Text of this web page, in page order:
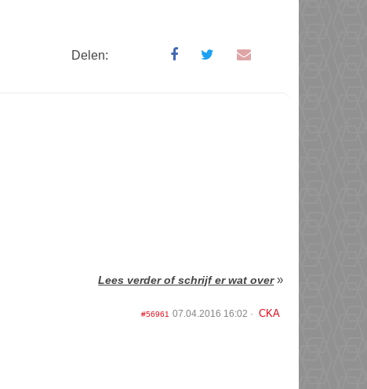
Delen:
Lees verder of schrijf er wat over»
#56961 07.04.2016 16:02 CKA